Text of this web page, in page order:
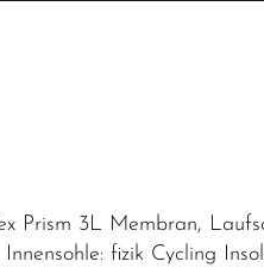
Prism 3L Membran,
fizik Cycling